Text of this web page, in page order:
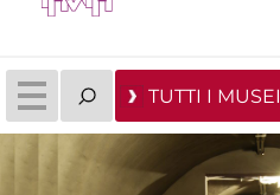
TUTTI I MUSEI